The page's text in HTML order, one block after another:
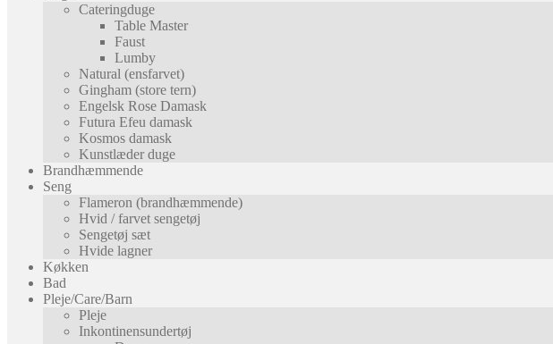
Cateringduge
Table Master
Faust
Lumby
Natural (ensfarvet)
Gingham (store tern)
Engelsk Rose Damask
Futura Efeu damask
Kosmos damask
Kunstlæder duge
Brandhæmmende
Seng
Flameron (brandhæmmende)
Hvid / farvet sengetøj
Sengetøj sæt
Hvide lagner
Køkken
Bad
Pleje/Care/Barn
Pleje
Inkontinensundertøj